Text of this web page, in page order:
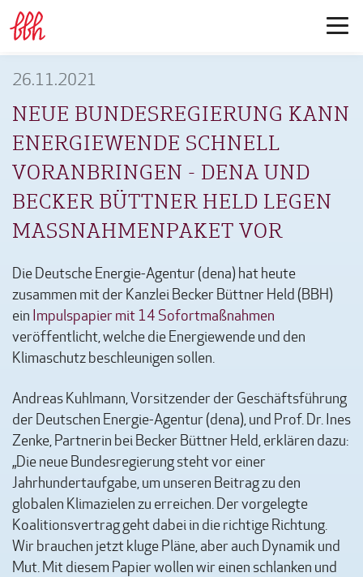
26.11.2021
NEUE BUNDESREGIERUNG KANN
ENERGIEWENDE SCHNELL
VORANBRINGEN - DENA UND
BECKER BÜTTNER HELD LEGEN
MASSNAHMENPAKET VOR
Die Deutsche Energie-Agentur (dena) hat heute
zusammen mit der Kanzlei Becker Büttner Held (BBH)
ein Impulspapier mit 14 Sofortmaßnahmen
veröffentlicht, welche die Energiewende und den
Klimaschutz beschleunigen sollen.
Andreas Kuhlmann, Vorsitzender der Geschäftsführung
der Deutschen Energie-Agentur (dena), und Prof. Dr. Ines
Zenke, Partnerin bei Becker Büttner Held, erklären dazu:
„Die neue Bundesregierung steht vor einer
Jahrhundertaufgabe, um unseren Beitrag zu den
globalen Klimazielen zu erreichen. Der vorgelegte
Koalitionsvertrag geht dabei in die richtige Richtung.
Wir brauchen jetzt kluge Pläne, aber auch Dynamik und
Mut. Mit diesem Papier wollen wir einen schlanken und